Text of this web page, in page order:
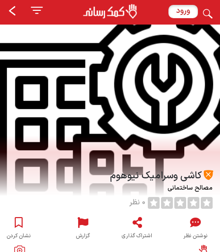
ورود
کاشی وسرامیک نیوهوم
مصالح ساختمانی
0 نظر
نوشتن نظر اشتراک گذاری گزارش نشان کردن